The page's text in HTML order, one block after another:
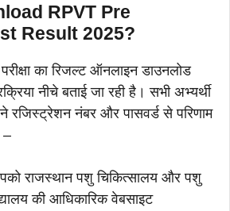
RPVT Pre
Result 2025?
का रिजल्ट ऑनलाइन डाउनलोड
नीचे बताई जा रही है। सभी अभ्यर्थी
नंबर और पासवर्ड से परिणाम
–
राजस्थान पशु चिकित्सालय और पशु
की आधिकारिक वेबसाइट